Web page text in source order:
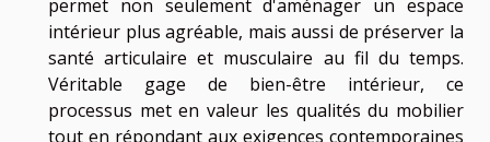
permet non seulement d'aménager un espace
intérieur plus agréable, mais aussi de préserver la
santé articulaire et musculaire au fil du temps.
Véritable gage de bien-être intérieur, ce
processus met en valeur les qualités du mobilier
tout en répondant aux exigences contemporaines